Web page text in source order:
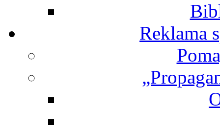
Reklama